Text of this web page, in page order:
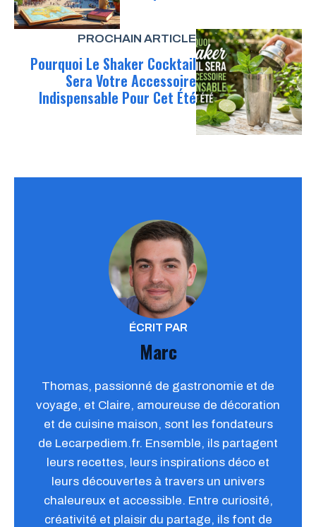
PROCHAIN ARTICLE
Pourquoi Le Shaker Cocktail
Sera Votre Accessoire
Indispensable Pour Cet Été
ÉCRIT PAR
Marc
Thomas, passionné de gastronomie et de
voyage, et Claire, amoureuse de décoration
et de cuisine maison, sont les fondateurs
de Lecarpediem.fr. Ensemble, ils partagent
leurs recettes, leurs inspirations déco et
leurs découvertes à travers un univers
chaleureux et accessible. Entre curiosité,
créativité et plaisir du partage, ils font de